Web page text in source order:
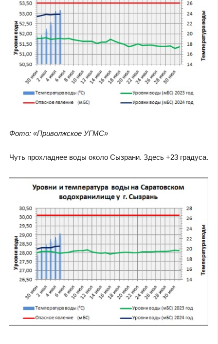
Фото: «Приволжское УГМС»
Чуть прохладнее воды около Сызрани. Здесь +23 градуса.